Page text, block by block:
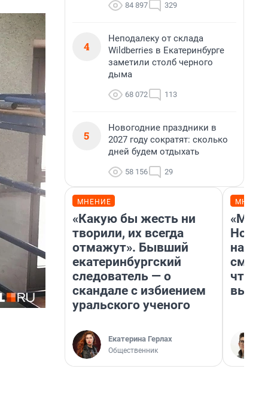
84 897 329
4
Неподалеку от склада
Wildberries в Екатеринбурге
заметили столб черного
дыма
68 072 113
5
Новогодние праздники в
2027 году сократят: сколько
дней будем отдыхать
58 156 29
МНЕНИЕ
«Какую бы жесть ни
творили, их всегда
отмажут». Бывший
екатеринбургский
следователь — о
скандале с избиением
уральского ученого
Екатерина Герлах
Общественник
«Мы